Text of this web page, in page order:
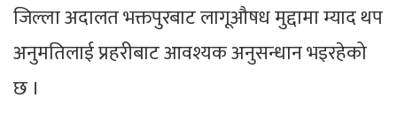
जिल्ला अदालत भक्तपुरबाट लागूऔषध मुद्दामा म्याद थप
अनुमतिलाई प्रहरीबाट आवश्यक अनुसन्धान भइरहेको
छ ।